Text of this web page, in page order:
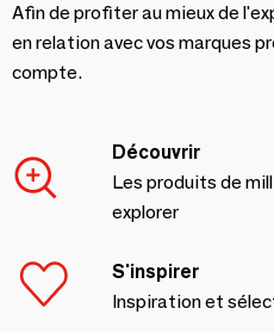
Afin de profiter au mieux de
en relation avec vos marques
compte.
Découvrir
Les produits de
explorer
S'inspirer
Inspiration et